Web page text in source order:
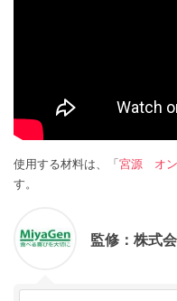
使用する材料は、「宮源 オン
す。
監修： 株式